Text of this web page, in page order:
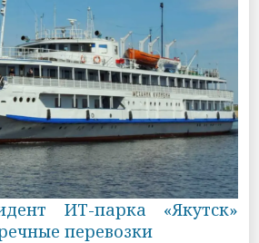
ИТ-парка «Якутск»
перевозки